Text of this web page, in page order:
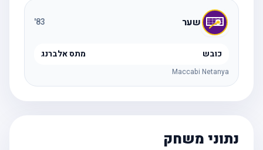
שער 83
'
כובש מתס אלברנג
Maccabi Netanya
נתוני משחק